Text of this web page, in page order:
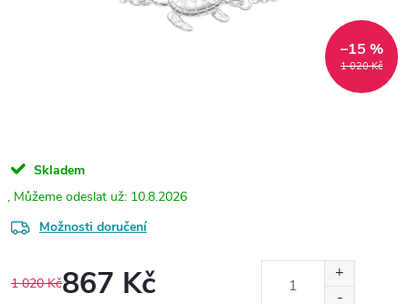
1 020 Kč
–15 %
Skladem
10.8.2026
Možnosti doručení
1 020 Kč867 Kč